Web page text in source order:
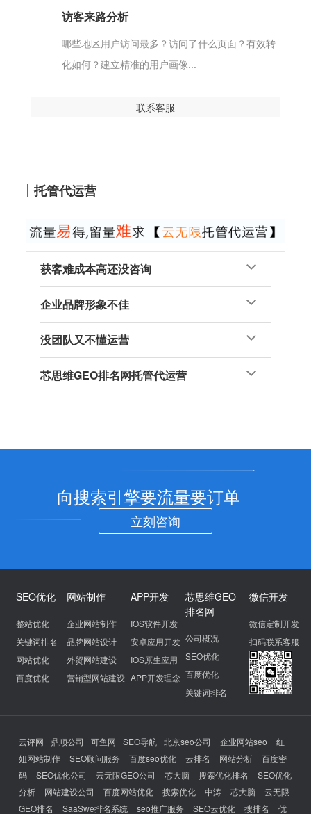
访客来路分析
哪些地区用户访问最多？访问了什么页面？有效转
化如何？建立精准的用户画像...
联系客服
托管代运营
获客难成本高还没咨询
企业品牌形象不佳
没团队又不懂运营
芯思维GEO排名网托管代运营
向搜索引擎要流量要订单
立刻咨询
SEO优化
整站优化
关键词排名
网站优化
百度优化
网站制作
企业网站制作
品牌网站设计
外贸网站建设
营销型网站建设
APP开发
IOS软件开发
安卓应用开发
IOS原生应用
APP开发理念
芯思维GEO
排名网
公司概况
SEO优化
百度优化
关键词排名
微信开发
微信定制开发
扫码联系客服
云评网 鼎顺公司 可鱼网 SEO导航 北京seo公司 企业网站seo
红
姐网站制作
SEO顾问服务 百度seo优化 云排名 网站分析
百度密
码
SEO优化公司 云无限GEO公司 芯大脑 搜索优化排名
SEO优化
分析
网站建设公司 百度网站优化 搜索优化 中涛 芯大脑
云无限
GEO排名
SaaSwe排名系统 seo推广服务 SEO云优化 搜排名 优